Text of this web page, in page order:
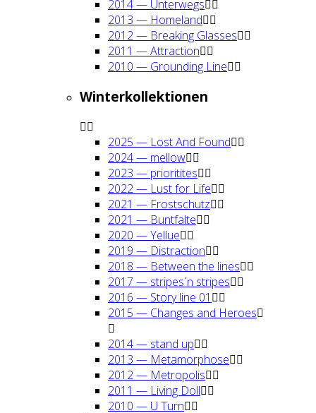
2014 — Unter­wegs
2013 — Home­land
2012 — Brea­king Glas­ses
2011 — Attrac­tion
2010 — Groun­ding Line
Win­ter­kol­lek­tio­nen
2025 — Lost And Found
2024 — mel­low
2023 — prio­ri­ti­tes
2022 — Lust for Life
2021 — Frost­schutz
2021 — Bunt­fal­te
2020 — Yel­lue
2019 — Dis­trac­tion
2018 — Bet­ween the lines
2017 — stripes´n stripes
2016 — Sto­ry line 01
2015 — Chan­ges and Heroes
2014 — stand up
2013 — Meta­mor­pho­se
2012 — Metro­po­lis
2011 — Living Doll
2010 — U Turn